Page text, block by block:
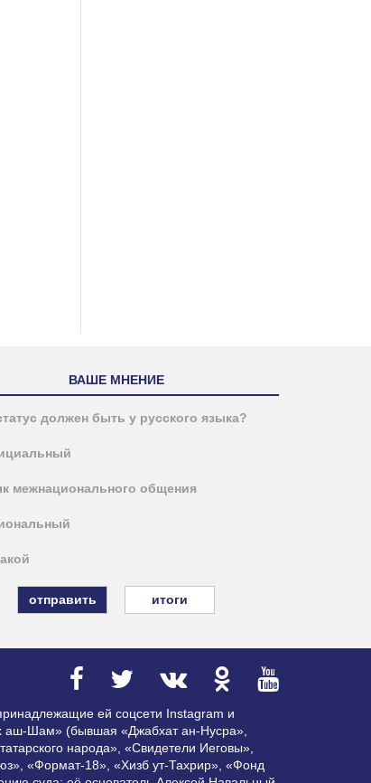
ВАШЕ МНЕНИЕ
должен быть у русского языка?
межнационального общения
итоги
ей соцсети Instagram и
аш-Шам» (бывшая «Джабхат ан-Нусра»,
народа», «Свидетели Иеговы»,
«Формат-18», «Хизб ут-Тахрир», «Фонд